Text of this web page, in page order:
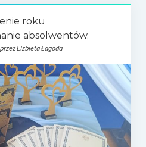
roku
absolwentów.
Elżbieta Łagoda